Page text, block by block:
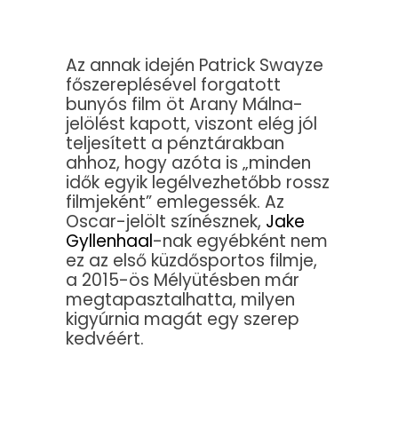
Az annak idején Patrick Swayze
főszereplésével forgatott
bunyós film öt Arany Málna-
jelölést kapott, viszont elég jól
teljesített a pénztárakban
ahhoz, hogy azóta is „minden
idők egyik legélvezhetőbb rossz
filmjeként” emlegessék. Az
Oscar-jelölt színésznek, Jake
Gyllenhaal-nak egyébként nem
ez az első küzdősportos filmje,
a 2015-ös Mélyütésben már
megtapasztalhatta, milyen
kigyúrnia magát egy szerep
kedvéért.